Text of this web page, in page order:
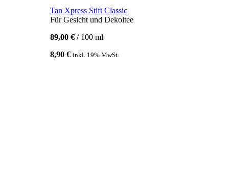
Tan Xpress Stift Classic
Für Gesicht und Dekoltee
89,00 € / 100 ml
8,90 € inkl. 19% MwSt.